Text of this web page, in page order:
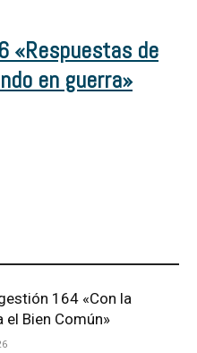
«Respuestas de
en guerra»
164 «Con la
el Bien Común»